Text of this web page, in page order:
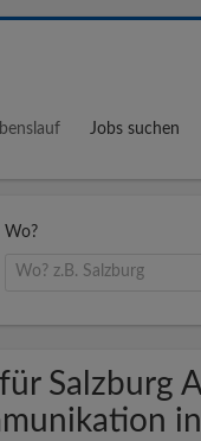
Jobs suchen
Wo?
Salzburg